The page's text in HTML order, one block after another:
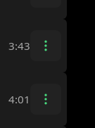
3:43
4:01